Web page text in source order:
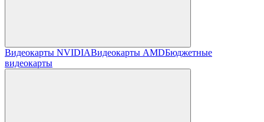
Видеокарты NVIDIAВидеокарты AMDБюджетные
видеокарты